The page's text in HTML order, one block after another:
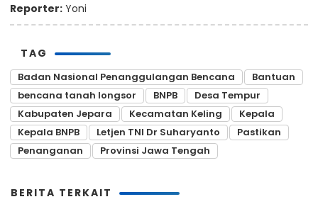
Reporter: Yoni
TAG
Badan Nasional Penanggulangan Bencana
Bantuan
bencana tanah longsor
BNPB
Desa Tempur
Kabupaten Jepara
Kecamatan Keling
Kepala
Kepala BNPB
Letjen TNI Dr Suharyanto
Pastikan
Penanganan
Provinsi Jawa Tengah
BERITA TERKAIT